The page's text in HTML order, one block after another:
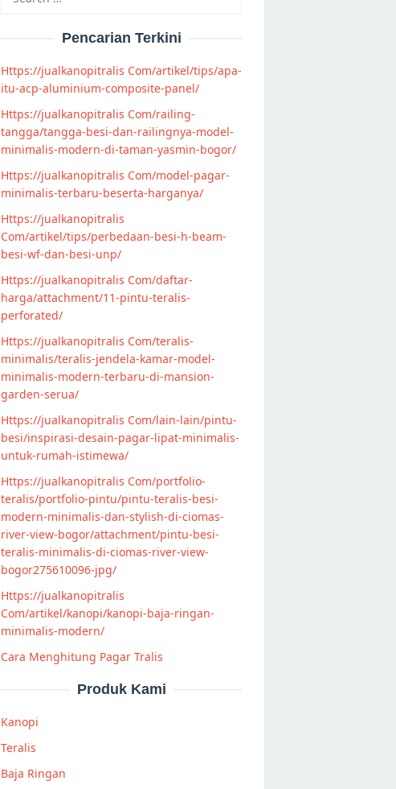
for:
Pencarian Terkini
Https://jualkanopitralis Com/artikel/tips/apa-
itu-acp-aluminium-composite-panel/
Https://jualkanopitralis Com/railing-
tangga/tangga-besi-dan-railingnya-model-
minimalis-modern-di-taman-yasmin-bogor/
Https://jualkanopitralis Com/model-pagar-
minimalis-terbaru-beserta-harganya/
Https://jualkanopitralis
Com/artikel/tips/perbedaan-besi-h-beam-
besi-wf-dan-besi-unp/
Https://jualkanopitralis Com/daftar-
harga/attachment/11-pintu-teralis-
perforated/
Https://jualkanopitralis Com/teralis-
minimalis/teralis-jendela-kamar-model-
minimalis-modern-terbaru-di-mansion-
garden-serua/
Https://jualkanopitralis Com/lain-lain/pintu-
besi/inspirasi-desain-pagar-lipat-minimalis-
untuk-rumah-istimewa/
Https://jualkanopitralis Com/portfolio-
teralis/portfolio-pintu/pintu-teralis-besi-
modern-minimalis-dan-stylish-di-ciomas-
river-view-bogor/attachment/pintu-besi-
teralis-minimalis-di-ciomas-river-view-
bogor275610096-jpg/
Https://jualkanopitralis
Com/artikel/kanopi/kanopi-baja-ringan-
minimalis-modern/
Cara Menghitung Pagar Tralis
Produk Kami
Kanopi
Teralis
Baja Ringan